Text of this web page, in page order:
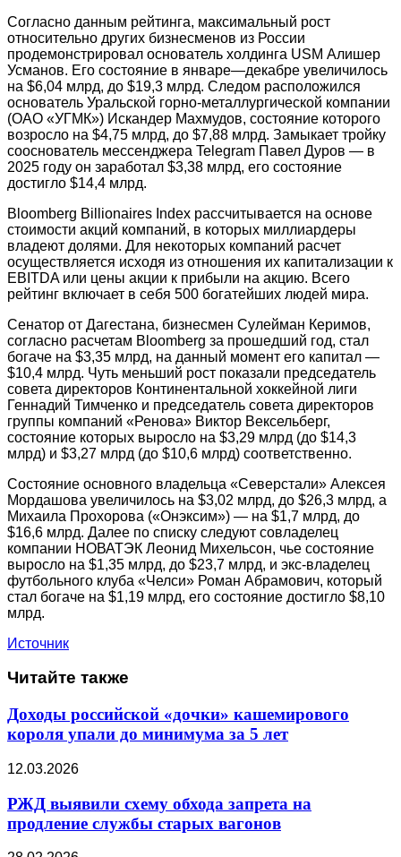
Согласно данным рейтинга, максимальный рост
относительно других бизнесменов из России
продемонстрировал основатель холдинга USM Алишер
Усманов. Его состояние в январе—декабре увеличилось
на $6,04 млрд, до $19,3 млрд. Следом расположился
основатель Уральской горно-металлургической компании
(ОАО «УГМК») Искандер Махмудов, состояние которого
возросло на $4,75 млрд, до $7,88 млрд. Замыкает тройку
сооснователь мессенджера Telegram Павел Дуров — в
2025 году он заработал $3,38 млрд, его состояние
достигло $14,4 млрд.
Bloomberg Billionaires Index рассчитывается на основе
стоимости акций компаний, в которых миллиардеры
владеют долями. Для некоторых компаний расчет
осуществляется исходя из отношения их капитализации к
EBITDA или цены акции к прибыли на акцию. Всего
рейтинг включает в себя 500 богатейших людей мира.
Сенатор от Дагестана, бизнесмен Сулейман Керимов,
согласно расчетам Bloomberg за прошедший год, стал
богаче на $3,35 млрд, на данный момент его капитал —
$10,4 млрд. Чуть меньший рост показали председатель
совета директоров Континентальной хоккейной лиги
Геннадий Тимченко и председатель совета директоров
группы компаний «Ренова» Виктор Вексельберг,
состояние которых выросло на $3,29 млрд (до $14,3
млрд) и $3,27 млрд (до $10,6 млрд) соответственно.
Состояние основного владельца «Северстали» Алексея
Мордашова увеличилось на $3,02 млрд, до $26,3 млрд, а
Михаила Прохорова («Онэксим») — на $1,7 млрд, до
$16,6 млрд. Далее по списку следуют совладелец
компании НОВАТЭК Леонид Михельсон, чье состояние
выросло на $1,35 млрд, до $23,7 млрд, и экс-владелец
футбольного клуба «Челси» Роман Абрамович, который
стал богаче на $1,19 млрд, его состояние достигло $8,10
млрд.
Источник
Читайте также
Доходы российской «дочки» кашемирового
короля упали до минимума за 5 лет
12.03.2026
РЖД выявили схему обхода запрета на
продление службы старых вагонов